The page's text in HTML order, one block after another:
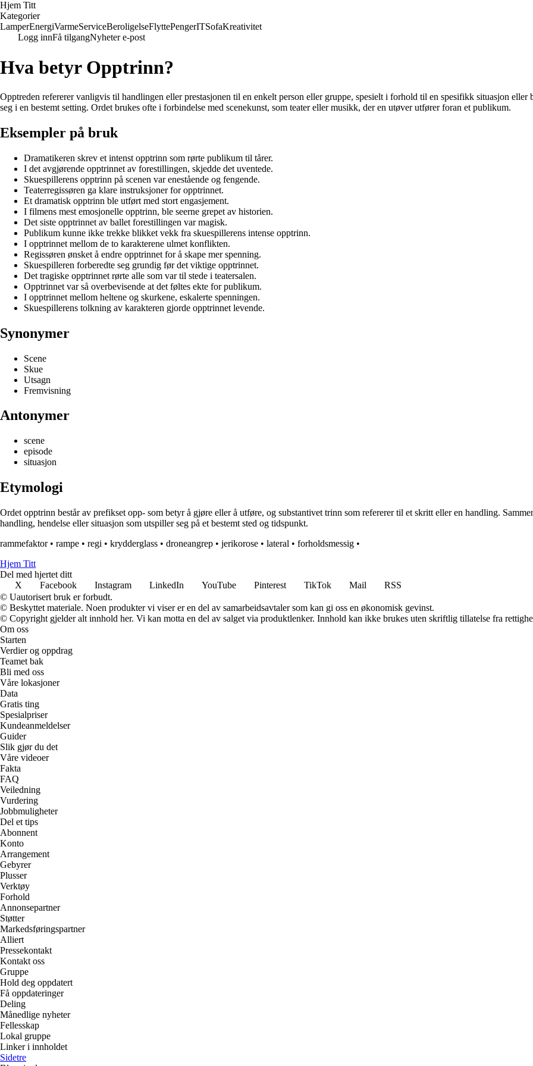
Hjem Titt
Kategorier
LamperEnergiVarmeServiceBeroligelseFlyttePengerITSofaKreativitet
Logg innFå tilgangNyheter e-post
Hva betyr Opptrinn?
Opptreden refererer vanligvis til handlingen eller prestasjonen til en enkelt person eller gruppe, spesielt i forhold til en spesifikk situasjon
seg i en bestemt setting. Ordet brukes ofte i forbindelse med scenekunst, som teater eller musikk, der en utøver utfører foran et publikum.
Eksempler på bruk
Dramatikeren skrev et intenst opptrinn som rørte publikum til tårer.
I det avgjørende opptrinnet av forestillingen, skjedde det uventede.
Skuespillerens opptrinn på scenen var enestående og fengende.
Teaterregissøren ga klare instruksjoner for opptrinnet.
Et dramatisk opptrinn ble utført med stort engasjement.
I filmens mest emosjonelle opptrinn, ble seerne grepet av historien.
Det siste opptrinnet av ballet forestillingen var magisk.
Publikum kunne ikke trekke blikket vekk fra skuespillerens intense opptrinn.
I opptrinnet mellom de to karakterene ulmet konflikten.
Regissøren ønsket å endre opptrinnet for å skape mer spenning.
Skuespilleren forberedte seg grundig før det viktige opptrinnet.
Det tragiske opptrinnet rørte alle som var til stede i teatersalen.
Opptrinnet var så overbevisende at det føltes ekte for publikum.
I opptrinnet mellom heltene og skurkene, eskalerte spenningen.
Skuespillerens tolkning av karakteren gjorde opptrinnet levende.
Synonymer
Scene
Skue
Utsagn
Fremvisning
Antonymer
scene
episode
situasjon
Etymologi
Ordet opptrinn består av prefikset opp- som betyr å gjøre eller å utføre, og substantivet trinn som refererer til et skritt eller en handling.
handling, hendelse eller situasjon som utspiller seg på et bestemt sted og tidspunkt.
rammefaktor• rampe • regi • krydderglass • droneangrep • jerikorose • lateral • forholdsmessig •
Hjem Titt
Del med hjertet ditt
X
Facebook Instagram LinkedIn YouTube Pinterest TikTok Mail
RSS
© Uautorisert bruk er forbudt.
© Beskyttet materiale. Noen produkter vi viser er en del av samarbeidsavtaler som kan gi oss en økonomisk gevinst.
© Copyright gjelder alt innhold her. Vi kan motta en del av salget via produktlenker. Innhold kan ikke brukes uten skriftlig tillatelse fra
Om oss
Starten
Verdier og oppdrag
Teamet bak
Bli med oss
Våre lokasjoner
Data
Gratis ting
Spesialpriser
Kundeanmeldelser
Guider
Slik gjør du det
Våre videoer
Fakta
FAQ
Veiledning
Vurdering
Jobbmuligheter
Del et tips
Abonnent
Konto
Arrangement
Gebyrer
Plusser
Verktøy
Forhold
Annonsepartner
Støtter
Markedsføringspartner
Alliert
Pressekontakt
Kontakt oss
Gruppe
Hold deg oppdatert
Få oppdateringer
Deling
Månedlige nyheter
Fellesskap
Lokal gruppe
Linker i innholdet
Sidetre